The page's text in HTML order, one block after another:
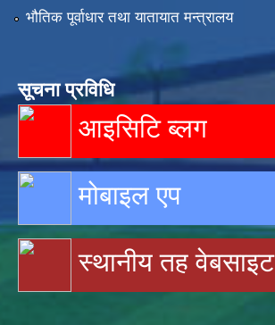
भौतिक पूर्वाधार तथा यातायात मन्त्रालय
सूचना प्रविधि
आइसिटि ब्लग
मोबाइल एप
स्थानीय तह वेबसाइट